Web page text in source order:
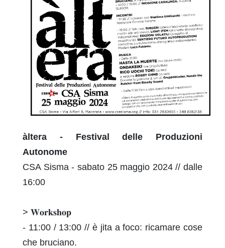
àltera - Festival delle Produzioni
Autonome
CSA Sisma - sabato 25 maggio 2024 // dalle
16:00
> 𝐖𝐨𝐫𝐤𝐬𝐡𝐨𝐩
- 11:00 / 13:00 // è jita a foco: ricamare cose
che bruciano.